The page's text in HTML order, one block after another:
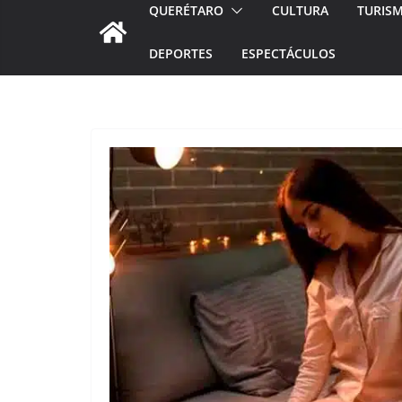
QUERÉTARO CULTURA
DEPORTES ESPECTÁCULOS